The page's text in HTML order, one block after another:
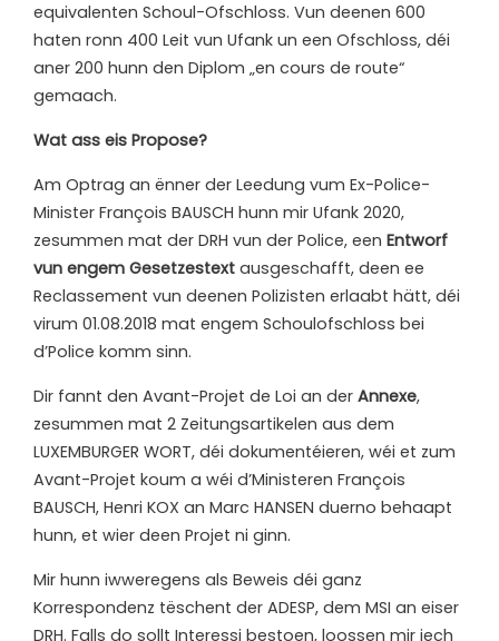
equivalenten Schoul-Ofschloss. Vun deenen 600
haten ronn 400 Leit vun Ufank un een Ofschloss, déi
aner 200 hunn den Diplom „en cours de route“
gemaach.
Wat ass eis Propose?
Am Optrag an ënner der Leedung vum Ex-Police-
Minister François BAUSCH hunn mir Ufank 2020,
zesummen mat der DRH vun der Police, een Entworf
vun engem Gesetzestext ausgeschafft, deen ee
Reclassement vun deenen Polizisten erlaabt hätt, déi
virum 01.08.2018 mat engem Schoulofschloss bei
d’Police komm sinn.
Dir fannt den Avant-Projet de Loi an der Annexe,
zesummen mat 2 Zeitungsartikelen aus dem
LUXEMBURGER WORT, déi dokumentéieren, wéi et zum
Avant-Projet koum a wéi d’Ministeren François
BAUSCH, Henri KOX an Marc HANSEN duerno behaapt
hunn, et wier deen Projet ni ginn.
Mir hunn iwweregens als Beweis déi ganz
Korrespondenz tëschent der ADESP, dem MSI an eiser
DRH. Falls do sollt Interessi bestoen, loossen mir iech